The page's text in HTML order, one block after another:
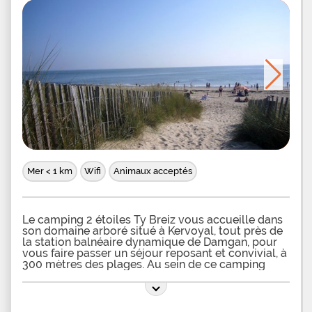
Mer < 1 km Wifi Animaux acceptés
Le camping 2 étoiles Ty Breiz vous accueille dans
son domaine arboré situé à Kervoyal, tout près de
la station balnéaire dynamique de Damgan, pour
vous faire passer un séjour reposant et convivial, à
300 mètres des plages. Au sein de ce camping
résider dans des mobil-homes tout équipés,
prévus pour recevoir entre 2 et 6 personnes,